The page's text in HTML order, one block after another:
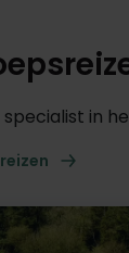
specialist in